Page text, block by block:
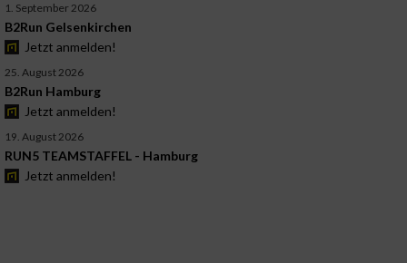
1. September 2026
B2Run Gelsenkirchen
Jetzt anmelden!
25. August 2026
B2Run Hamburg
Jetzt anmelden!
19. August 2026
RUN5 TEAMSTAFFEL - Hamburg
Jetzt anmelden!